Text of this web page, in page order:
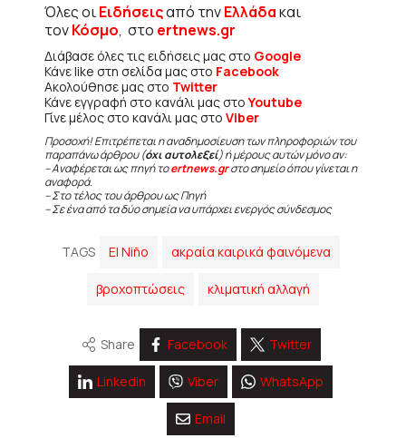
Όλες οιΕιδήσειςαπό τηνΕλλάδακαι
τονΚόσμο, στο ertnews.gr
Διάβασε όλες τις ειδήσεις μας στο Google
Κάνε like στη σελίδα μας στο Facebook
Ακολούθησε μας στο Twitter
Κάνε εγγραφή στο κανάλι μας στοYoutube
Γίνε μέλος στο κανάλι μας στο Viber
Προσοχή! Επιτρέπεται η αναδημοσίευση των πληροφοριών του
παραπάνω άρθρου (όχι αυτολεξεί) ή μέρους αυτών μόνο αν:
– Αναφέρεται ως πηγή τοertnews.grστο σημείο όπου γίνεται η
αναφορά.
– Στο τέλος του άρθρου ως Πηγή
– Σε ένα από τα δύο σημεία να υπάρχει ενεργός σύνδεσμος
TAGS El Niño ακραία καιρικά φαινόμενα
βροχοπτώσεις κλιματική αλλαγή
Share Facebook Twitter
Linkedin Viber WhatsApp
Email